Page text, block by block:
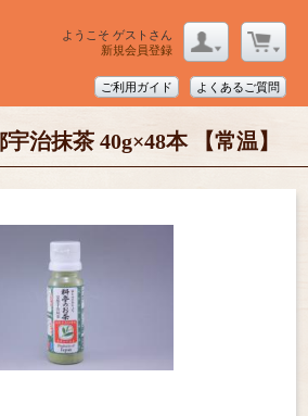
ようこそ ゲストさん
新規会員登録
ご利用ガイド よくあるご質問
治抹茶 40g×48本 【常温】